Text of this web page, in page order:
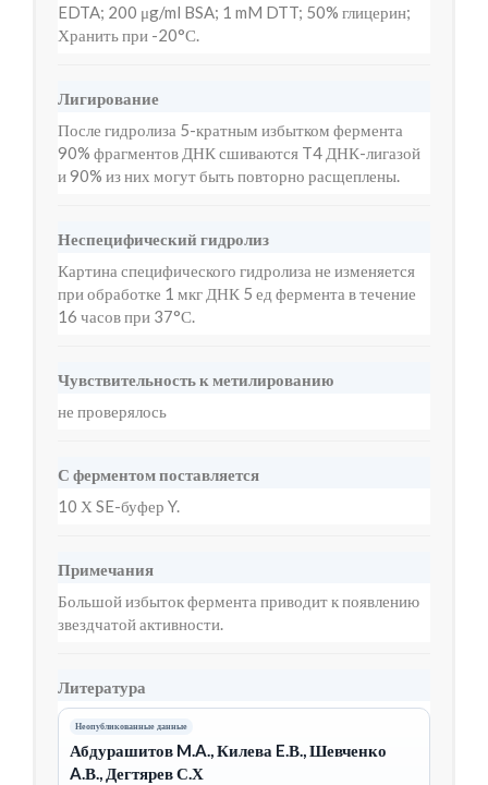
EDTA; 200 μg/ml BSA; 1 mM DTT; 50% глицерин;
Хранить при -20°С.
Лигирование
После гидролиза 5-кратным избытком фермента
90% фрагментов ДНК сшиваются T4 ДНК-лигазой
и 90% из них могут быть повторно расщеплены.
Неспецифический гидролиз
Картина специфического гидролиза не изменяется
при обработке 1 мкг ДНК 5 ед фермента в течение
16 часов при 37°С.
Чувствительность к метилированию
не проверялось
С ферментом поставляется
10 Х SE-буфер Y.
Примечания
Большой избыток фермента приводит к появлению
звездчатой активности.
Литература
Неопубликованные данные
Абдурашитов M.A., Килева E.В., Шевченко
A.В., Дегтярев С.Х